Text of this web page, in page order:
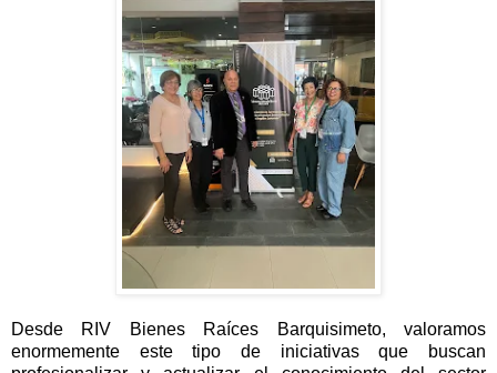
Desde RIV Bienes Raíces Barquisimeto, valoramos
enormemente este tipo de iniciativas que buscan